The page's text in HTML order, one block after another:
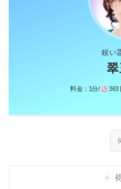
鋭い
料金： 1分/ 363